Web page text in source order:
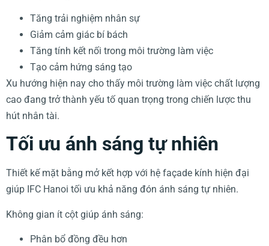
Tăng trải nghiệm nhân sự
Giảm cảm giác bí bách
Tăng tính kết nối trong môi trường làm việc
Tạo cảm hứng sáng tạo
Xu hướng hiện nay cho thấy môi trường làm việc chất lượng
cao đang trở thành yếu tố quan trọng trong chiến lược thu
hút nhân tài.
Tối ưu ánh sáng tự nhiên
Thiết kế mặt bằng mở kết hợp với hệ façade kính hiện đại
giúp IFC Hanoi tối ưu khả năng đón ánh sáng tự nhiên.
Không gian ít cột giúp ánh sáng:
Phân bổ đồng đều hơn